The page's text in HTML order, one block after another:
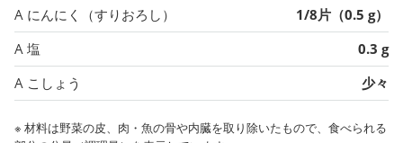
A にんにく（すりおろし）
1/8片（0.5 g）
A 塩
0.3 g
A こしょう
少々
※ 材料は野菜の皮、肉・魚の骨や内臓を取り除いたもので、食べられる